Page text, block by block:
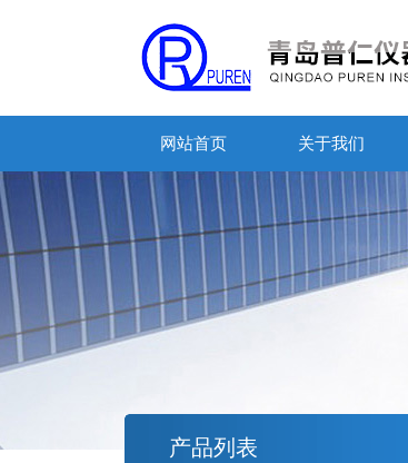
网站首页 关于我们
产品列表